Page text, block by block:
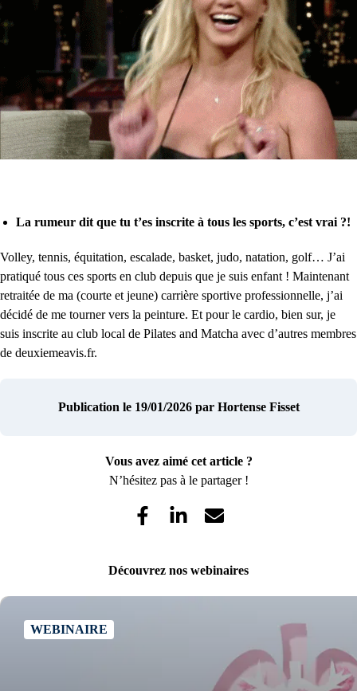
La rumeur dit que tu t’es inscrite à tous les sports, c’est vrai ?!
Volley, tennis, équitation, escalade, basket, judo, natation, golf… J’ai
pratiqué tous ces sports en club depuis que je suis enfant ! Maintenant
retraitée de ma (courte et jeune) carrière sportive professionnelle, j’ai
décidé de me tourner vers la peinture. Et pour le cardio, bien sur, je
suis inscrite au club local de Pilates and Matcha avec d’autres membres
de deuxiemeavis.fr.
Publication le 19/01/2026 par Hortense Fisset
Vous avez aimé cet article ?
N’hésitez pas à le partager !
Découvrez nos webinaires
WEBINAIRE